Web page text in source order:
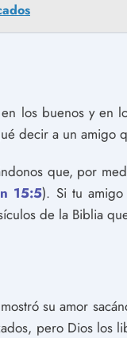
los buenos y en
decir a un
que, por
15:5). Si tu
de la Biblia
su amor
pero Dios los